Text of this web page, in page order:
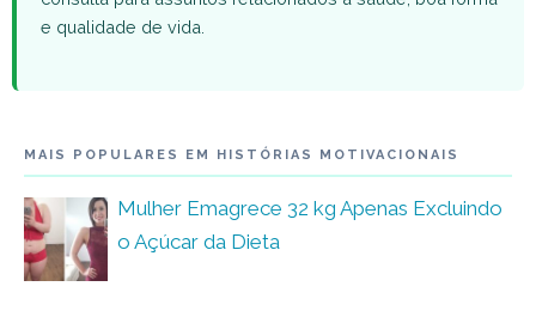
e qualidade de vida.
MAIS POPULARES EM HISTÓRIAS MOTIVACIONAIS
Mulher Emagrece 32 kg Apenas Excluindo
o Açúcar da Dieta